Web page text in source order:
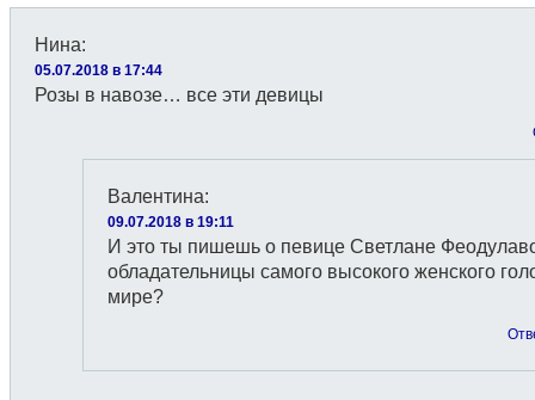
Нина:
05.07.2018 в 17:44
Розы в навозе… все эти девицы
Валентина:
09.07.2018 в 19:11
И это ты пишешь о певице Светлане
обладательницы самого высокого женского
мире?